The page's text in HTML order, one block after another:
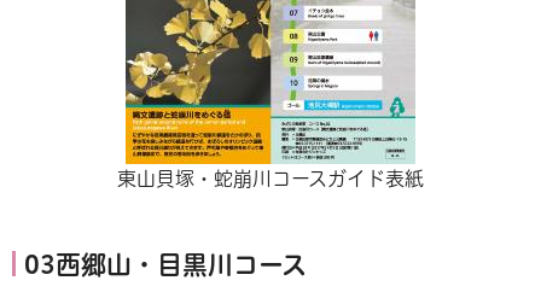
東山貝塚・蛇崩川コースガイド表紙
03西郷山・目黒川コース